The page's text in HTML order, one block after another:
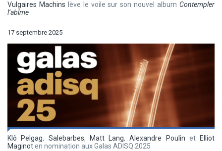
Vulgaires Machins lève le voile sur son nouvel albumContempler
l’abîme
17 septembre 2025
Klô Pelgag, Salebarbes, Matt Lang,Alexandre Poulin et Elliot
Maginoten nomination aux Galas ADISQ 2025